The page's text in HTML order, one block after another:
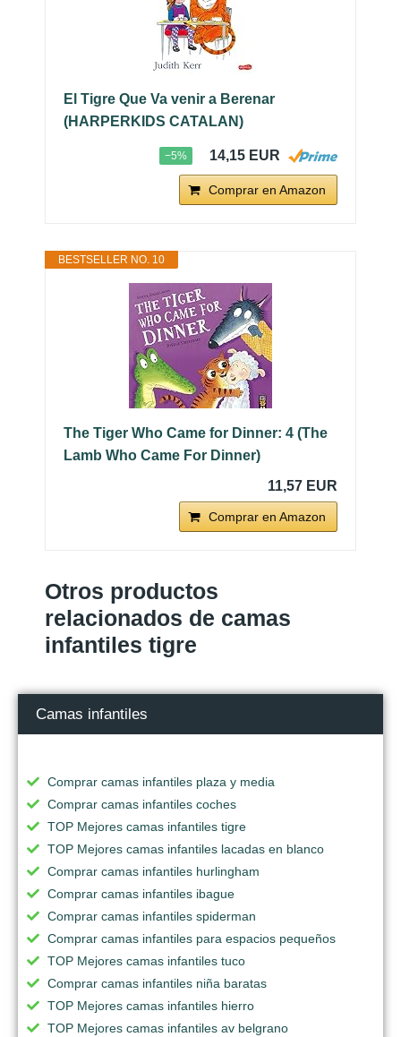
El Tigre Que Va venir a Berenar
(HARPERKIDS CATALAN)
−5% 14,15 EUR
Comprar en Amazon
BESTSELLER NO. 10
The Tiger Who Came for Dinner: 4 (The
Lamb Who Came For Dinner)
11,57 EUR
Comprar en Amazon
Otros productos
relacionados de camas
infantiles tigre
Camas infantiles
Comprar camas infantiles plaza y media
Comprar camas infantiles coches
TOP Mejores camas infantiles tigre
TOP Mejores camas infantiles lacadas en blanco
Comprar camas infantiles hurlingham
Comprar camas infantiles ibague
Comprar camas infantiles spiderman
Comprar camas infantiles para espacios pequeños
TOP Mejores camas infantiles tuco
Comprar camas infantiles niña baratas
TOP Mejores camas infantiles hierro
TOP Mejores camas infantiles av belgrano